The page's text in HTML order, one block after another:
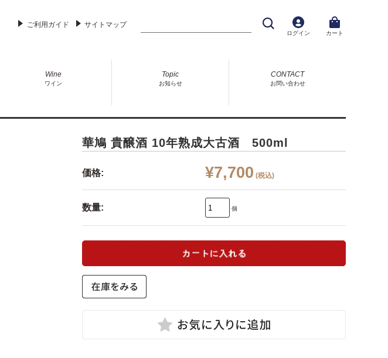
ご利用ガイド サイトマップ
ログイン カート
Wine
ワイン
Topic
お知らせ
CONTACT
お問い合わせ
華鳩 貴醸酒 10年熟成大古酒 500ml
価格: ¥7,700 (税込)
数量: 個